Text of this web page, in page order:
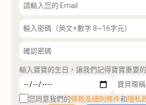
輸入寶寶的生日，讓我們記得寶寶重要
您同意我們的條款及細則條件和隱私